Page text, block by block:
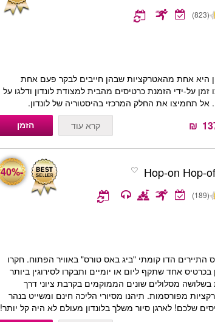
(823)
היא אחת מהאטרקציות שבהן חייבים לבקר פעם אחת
על-ידי הזמנת כרטיסים מהבית למצודת לונדון ודלגו על
אל תחמיצו את החלק המרכזי בהיסטוריה של לונדון.
קרא עוד הזמן
Hop-on Hop-
(189)
-40%
התיירים הדו קומתי "ביג באס טורס" באוויר הפתוח. חקרו
בכרטיס אחד שתקף ליום או יומיים ותבקרו לסירוגין ביותר
בשלושה מסלולים שונים הממוקמים בקרבת ציוני דרך
מפורסמות. תיהנו מסיורי הליכה חינם ומשייט בנהר
שלכם! לארגן סיור משלך בלונדון מעולם לא היה קל יותר!